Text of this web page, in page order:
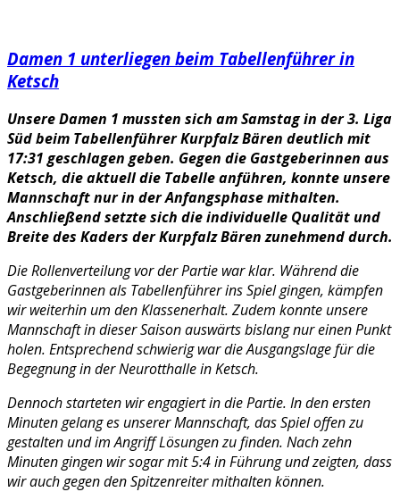
Damen 1 unterliegen beim Tabellenführer in
Ketsch
Unsere Damen 1 mussten sich am Samstag in der 3. Liga
Süd beim Tabellenführer Kurpfalz Bären deutlich mit
17:31 geschlagen geben. Gegen die Gastgeberinnen aus
Ketsch, die aktuell die Tabelle anführen, konnte unsere
Mannschaft nur in der Anfangsphase mithalten.
Anschließend setzte sich die individuelle Qualität und
Breite des Kaders der Kurpfalz Bären zunehmend durch.
Die Rollenverteilung vor der Partie war klar. Während die
Gastgeberinnen als Tabellenführer ins Spiel gingen, kämpfen
wir weiterhin um den Klassenerhalt. Zudem konnte unsere
Mannschaft in dieser Saison auswärts bislang nur einen Punkt
holen. Entsprechend schwierig war die Ausgangslage für die
Begegnung in der Neurotthalle in Ketsch.
Dennoch starteten wir engagiert in die Partie. In den ersten
Minuten gelang es unserer Mannschaft, das Spiel offen zu
gestalten und im Angriff Lösungen zu finden. Nach zehn
Minuten gingen wir sogar mit 5:4 in Führung und zeigten, dass
wir auch gegen den Spitzenreiter mithalten können.